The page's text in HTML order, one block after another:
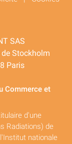
SAS
de Stockholm
Paris
Commerce et
d'une
Radiations) de
nationale